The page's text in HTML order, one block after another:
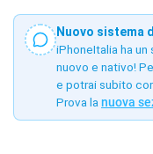
Nuovo sistema
iPhoneItalia ha
nuovo e nativo!
e potrai subito
Prova la nuova